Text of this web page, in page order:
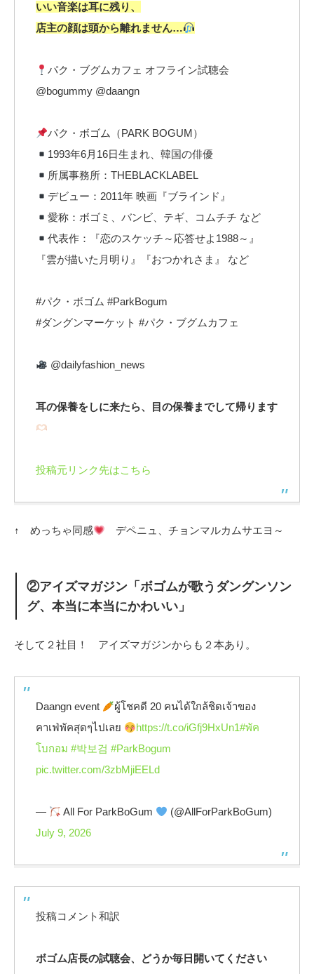
いい音楽は耳に残り、
店主の顔は頭から離れません…
パク・ブグムカフェ オフライン試聴会
@bogummy @daangn
パク・ボゴム（PARK BOGUM）
1993年6月16日生まれ、韓国の俳優
所属事務所：THEBLACKLABEL
デビュー：2011年 映画『ブラインド』
愛称：ボゴミ、バンビ、テギ、コムチチ など
代表作：『恋のスケッチ～応答せよ1988～』
『雲が描いた月明り』『おつかれさま』 など
#パク・ボゴム #ParkBogum
#ダングンマーケット #パク・ブグムカフェ
@dailyfashion_news
耳の保養をしに来たら、目の保養までして帰ります
投稿元リンク先はこちら
↑ めっちゃ同感 デペニュ、チョンマルカムサエヨ～
②アイズマガジン「ボゴムが歌うダングンソン
グ、本当に本当にかわいい」
そして２社目！ アイズマガジンからも２本あり。
Daangn event
ผู้โชคดี 20 คนได้ใกล้ชิดเจ้าของ
คาเฟ่พัคสุดๆไปเลย
https://t.co/iGfj9HxUn1#พัค
โบกอม #박보검 #ParkBogum
pic.twitter.com/3zbMjiEELd
— All For ParkBoGum
(@AllForParkBoGum)
July 9, 2026
投稿コメント和訳
ボゴム店長の試聴会、どうか毎日開いてください